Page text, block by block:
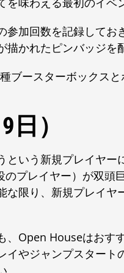
加回数を記録してお
かれたピンバッジを
ブースターボックス
日）
いう新規プレイヤー
プレイヤー）が双頭
限り、新規プレイヤ
、Open Houseはおす
やジャンプスタート